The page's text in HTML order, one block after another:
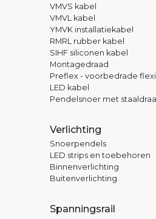
VMVS kabel
VMVL kabel
YMVK installatiekabel
RMRL rubber kabel
SIHF siliconen kabel
Montagedraad
Preflex - voorbedrade
LED kabel
Pendelsnoer met
Verlichting
Snoerpendels
LED strips en toebehoren
Binnenverlichting
Buitenverlichting
Spanningsrail